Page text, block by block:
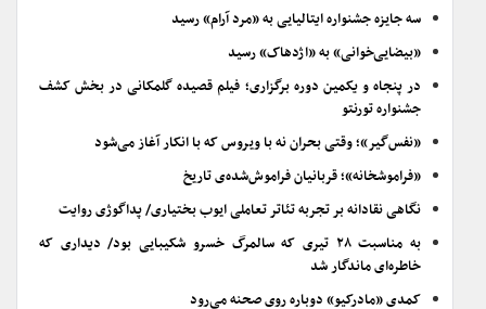
سه جایزه جشنواره ایتالیایی به «مرد آرام» رسید
«بیضایی‌خوانی» به «اژدهاک» رسید
در پنجاه و یکمین دوره برگزاری؛ فیلم قصیده گلمکانی در بخش کشف
جشنواره تورنتو
«نفس‌گیر»؛ وقتی بحران نه با ویروس که با انکار آغاز می‌شود
«فراموشخانه»؛ قربانیان فراموش‌شده‌ی تاریخ
نگاهی نقادانه بر تجربه تئاتر تعاملی ایوب بختیاری/ پداگوژی روایت
به مناسبت ۲۸ تیری که سالمرگ خسرو شکیبایی بود/ دیداری که
خاطره‌ای ماندگار شد
کمدی «مادرکیو» دوباره روی صحنه می‌رود